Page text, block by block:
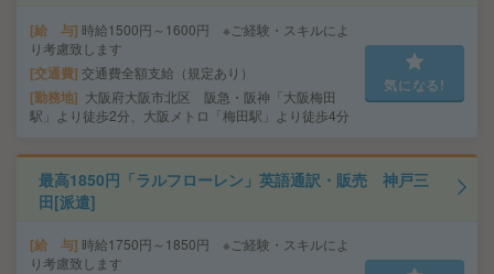
給 与 時給1500円～1600円 ※ご経験・スキルによ
り考慮致します
交通費 交通費全額支給（規定あり）
勤務地
大阪府大阪市北区 阪急・阪神「大阪梅田
駅」より徒歩2分、大阪メトロ「梅田駅」より徒歩4分
気になる!
最高1850円「ラルフローレン」英語通訳・販売 神戸三
田[派遣]
給 与 時給1750円～1850円 ※ご経験・スキルによ
り考慮致します